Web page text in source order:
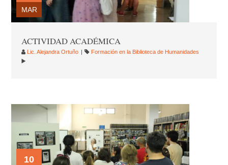
MAR
ACTIVIDAD ACADÉMICA
Lic. Alejandra Ortuño Formación en la Biblioteca de Humanidades
10